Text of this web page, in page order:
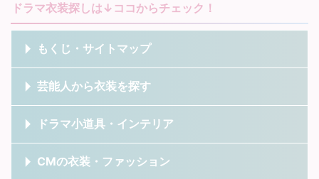
ドラマ衣装探しは↓ココからチェック！
もくじ・サイトマップ
芸能人から衣装を探す
ドラマ小道具・インテリア
CMの衣装・ファッション